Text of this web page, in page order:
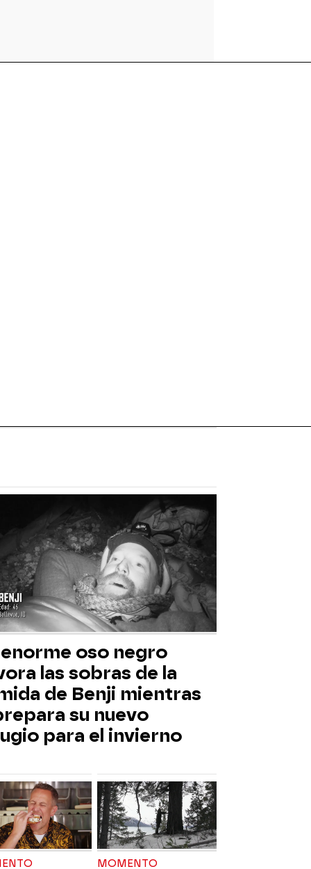
oso negro
las sobras de la
de Benji mientras
su nuevo
para el invierno
MOMENTO